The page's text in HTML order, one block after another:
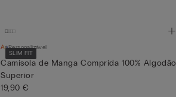
SLIM FIT
Personalizável
Camisola de Manga Comprida 100% Algodão
Superior
19,90 €